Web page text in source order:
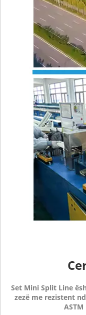
Set Mini Split Line
zezë me rezistent
ASTM